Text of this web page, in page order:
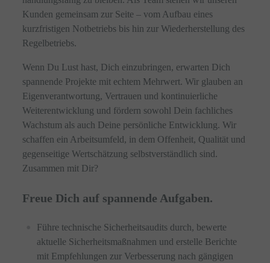
Kunden gemeinsam zur Seite – vom Aufbau eines
kurzfristigen Notbetriebs bis hin zur Wiederherstellung des
Regelbetriebs.
Wenn Du Lust hast, Dich einzubringen, erwarten Dich
spannende Projekte mit echtem Mehrwert. Wir glauben an
Eigenverantwortung, Vertrauen und kontinuierliche
Weiterentwicklung und fördern sowohl Dein fachliches
Wachstum als auch Deine persönliche Entwicklung. Wir
schaffen ein Arbeitsumfeld, in dem Offenheit, Qualität und
gegenseitige Wertschätzung selbstverständlich sind.
Zusammen mit Dir?
Freue Dich auf spannende Aufgaben.
Führe technische Sicherheitsaudits durch, bewerte
aktuelle Sicherheitsmaßnahmen und erstelle Berichte
mit Empfehlungen zur Verbesserung nach gängigen